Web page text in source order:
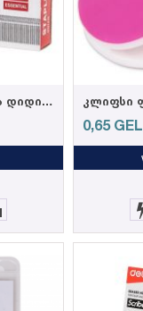
სტეპლერის ტყვია დიდი N24/6 # 0012 (DELI)
0,65 GEL